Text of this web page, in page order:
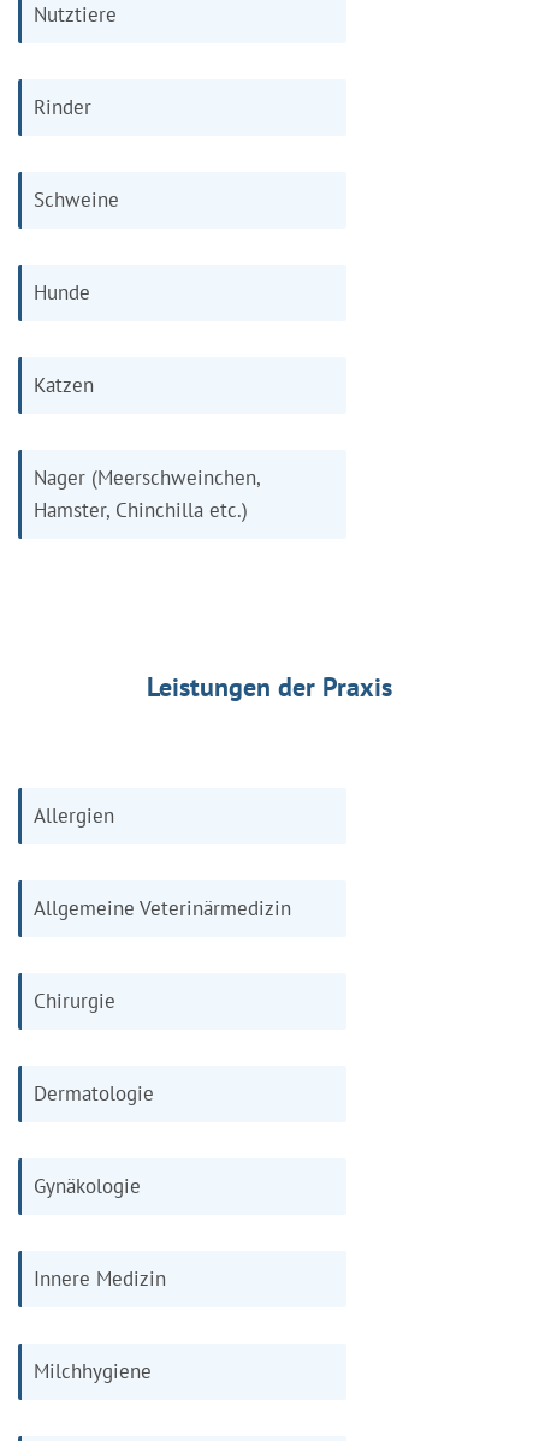
Nutztiere
Rinder
Schweine
Hunde
Katzen
Nager (Meerschweinchen,
Hamster, Chinchilla etc.)
Leistungen der Praxis
Allergien
Allgemeine Veterinärmedizin
Chirurgie
Dermatologie
Gynäkologie
Innere Medizin
Milchhygiene